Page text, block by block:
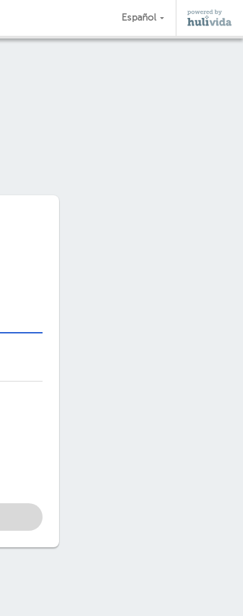
Español